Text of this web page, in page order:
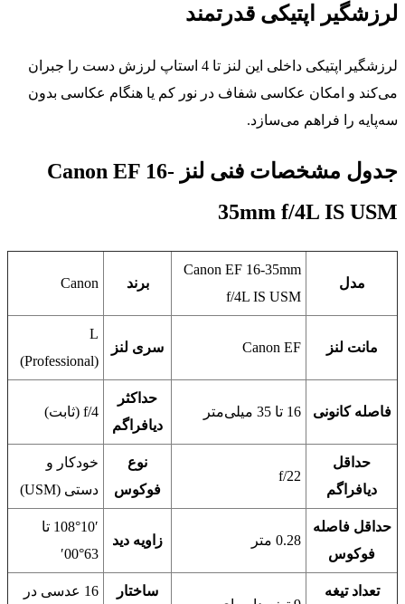
لرزشگیر اپتیکی قدرتمند
لرزشگیر اپتیکی داخلی این لنز تا 4 استاپ لرزش دست را جبران
می‌کند و امکان عکاسی شفاف در نور کم یا هنگام عکاسی بدون
سه‌پایه را فراهم می‌سازد.
جدول مشخصات فنی لنز Canon EF 16-
35mm f/4L IS USM
مدل
Canon EF 16-35mm
f/4L IS USM
برند Canon
مانت لنز Canon EF سری لنز
L
(Professional)
فاصله کانونی 16 تا 35 میلی‌متر
حداکثر
دیافراگم
f/4 (ثابت)
حداقل
دیافراگم
f/22
نوع
فوکوس
خودکار و
دستی (USM)
حداقل فاصله
فوکوس
0.28 متر زاویه دید
108°10′ تا
63°00′
تعداد تیغه
ساختار
16 عدسی در